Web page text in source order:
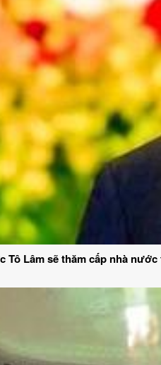
Lâm sẽ thăm cấp nhà